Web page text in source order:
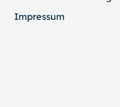
Impressum